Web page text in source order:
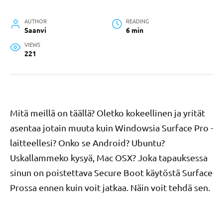
AUTHOR
Saanvi
READING
6 min
VIEWS
221
Mitä meillä on täällä? Oletko kokeellinen ja yrität
asentaa jotain muuta kuin Windowsia Surface Pro -
laitteellesi? Onko se Android? Ubuntu?
Uskallammeko kysyä, Mac OSX? Joka tapauksessa
sinun on poistettava Secure Boot käytöstä Surface
Prossa ennen kuin voit jatkaa. Näin voit tehdä sen.